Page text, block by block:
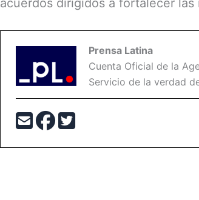
Prensa Latina
Cuenta Oficial de la
Servicio de la verdad